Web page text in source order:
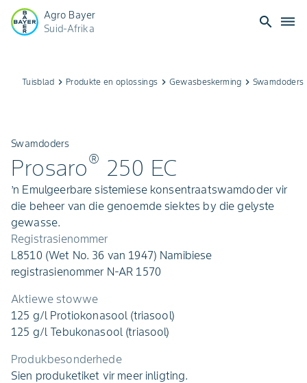
Agro Bayer
Suid-Afrika
search dehaze
Tuisblad keyboard_arrow_right Produkte en oplossings keyboard_arrow_right Gewasbeskerming keyboard_arrow_right Swamdoders
Swamdoders
Prosaro® 250 EC
’n Emulgeerbare sistemiese konsentraatswamdoder vir
die beheer van die genoemde siektes by die gelyste
gewasse.
Registrasienommer
L8510 (Wet No. 36 van 1947) Namibiese
registrasienommer N-AR 1570
Aktiewe stowwe
125 g/l Protiokonasool (triasool)
125 g/l Tebukonasool (triasool)
Produkbesonderhede
Sien produketiket vir meer inligting.